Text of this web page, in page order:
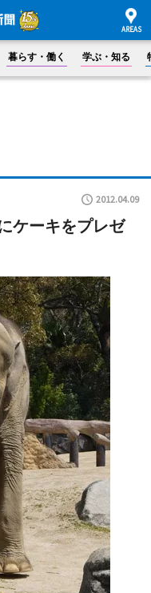
暮らす・働く 学ぶ・知る
2012.04.09
ケーキをプレゼ